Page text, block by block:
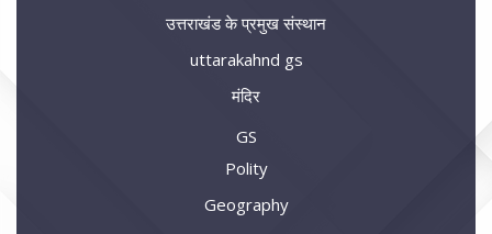
उत्तराखंड के प्रमुख संस्थान
uttarakahnd gs
मंदिर
GS
Polity
Geography